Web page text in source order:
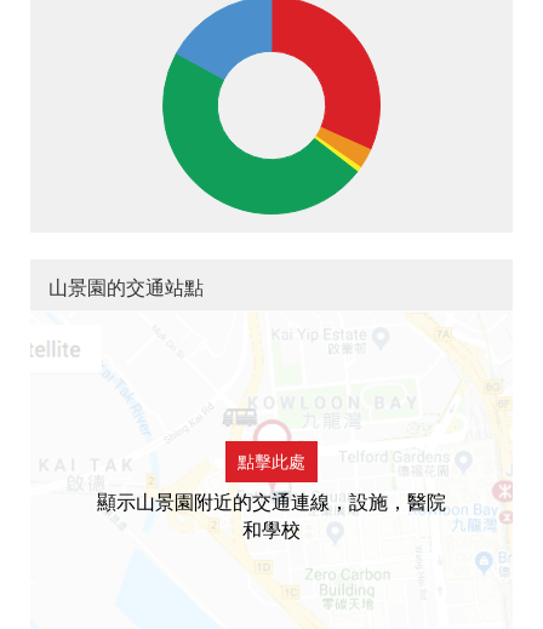
山景園的交通站點
點擊此處
顯示山景園附近的交通連線，設施，醫院
和學校